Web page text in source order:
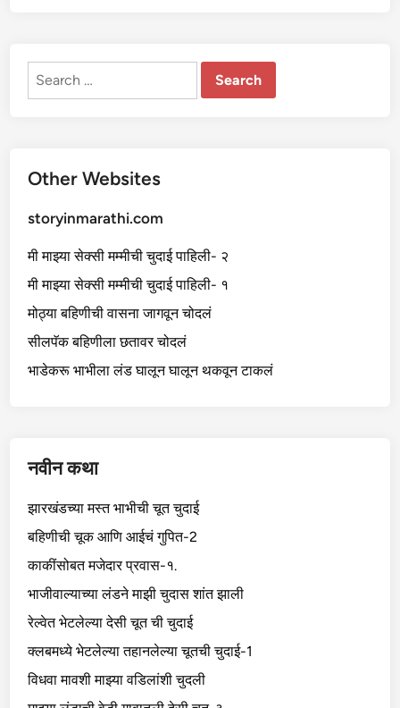
Search
Other Websites
storyinmarathi.com
मी माझ्या सेक्सी मम्मीची चुदाई पाहिली- २
मी माझ्या सेक्सी मम्मीची चुदाई पाहिली- १
मोठ्या बहिणीची वासना जागवून चोदलं
सीलपॅक बहिणीला छतावर चोदलं
भाडेकरू भाभीला लंड घालून घालून थकवून टाकलं
नवीन कथा
झारखंडच्या मस्त भाभीची चूत चुदाई
बहिणीची चूक आणि आईचं गुपित-2
काकींसोबत मजेदार प्रवास-१.
भाजीवाल्याच्या लंडने माझी चुदास शांत झाली
रेल्वेत भेटलेल्या देसी चूत ची चुदाई
क्लबमध्ये भेटलेल्या तहानलेल्या चूतची चुदाई-1
विधवा मावशी माझ्या वडिलांशी चुदली